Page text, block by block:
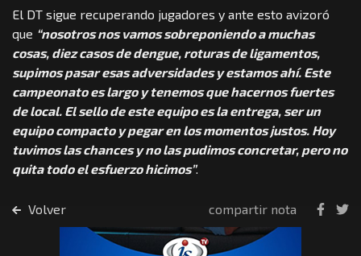
El DT sigue recuperando jugadores y ante esto avizoró
que “nosotros nos vamos sobreponiendo a muchas
cosas, diez casos de dengue, roturas de ligamentos,
supimos pasar esas adversidades y estamos ahí. Este
campeonato es largo y tenemos que hacernos fuertes
de local. El sello de este equipo es la entrega, ser un
equipo compacto y pegar en los momentos justos. Hoy
tuvimos las chances y no las pudimos concretar, pero no
quita todo el esfuerzo hicimos”.
Volver compartir nota